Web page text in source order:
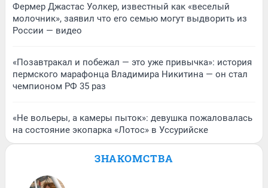
Фермер Джастас Уолкер, известный как «веселый
молочник», заявил что его семью могут выдворить из
России — видео
«Позавтракал и побежал — это уже привычка»: история
пермского марафонца Владимира Никитина — он стал
чемпионом РФ 35 раз
«Не вольеры, а камеры пыток»: девушка пожаловалась
на состояние экопарка «Лотос» в Уссурийске
ЗНАКОМСТВА